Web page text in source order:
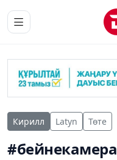
Кирилл Latyn Төте
#бейнекамера